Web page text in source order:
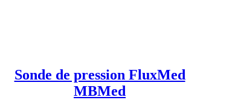
Sonde de pression FluxMed
MBMed